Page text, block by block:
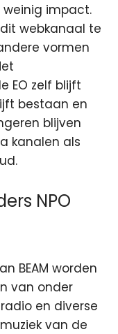
weinig impact.
webkanaal te
vormen
EO zelf blijft
bestaan en
blijven
kanalen als
NPO
BEAM worden
van onder
radio en diverse
van de